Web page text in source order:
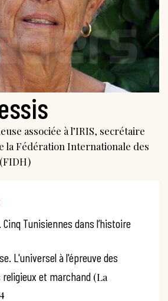
associée à l’IRIS, secrétaire
la Fédération Internationale des
Cinq Tunisiennes dans l’histoire
L'universel à l'épreuve des
et marchand (La